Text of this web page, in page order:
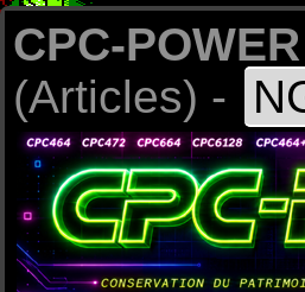
CPC-
(Articles) -